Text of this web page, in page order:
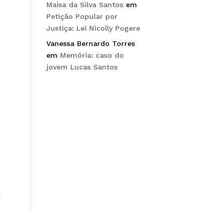
Maisa da Silva Santos em
Petição Popular por
Justiça: Lei Nicolly Pogere
Vanessa Bernardo Torres
em Memória: caso do
jovem Lucas Santos